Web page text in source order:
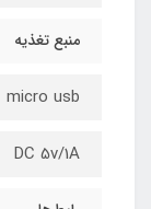
منبع تغذیه
micro usb
DC 5v/1A